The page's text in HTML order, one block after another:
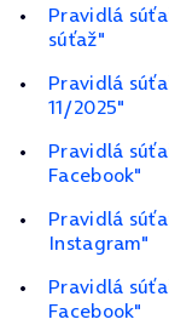
Pravidlá
súťaž"
Pravidlá
11/2025"
Pravidlá
Facebook"
Pravidlá
Instagram"
Pravidlá
Facebook"